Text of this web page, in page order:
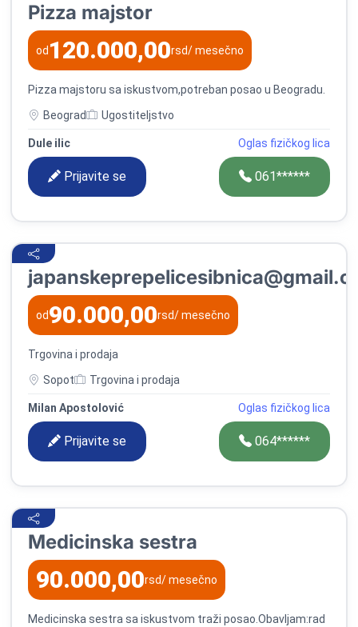
Pizza majstor
od120.000,00rsd/ mesečno
Pizza majstoru sa iskustvom,potreban posao u Beogradu.
Beograd Ugostiteljstvo
Dule ilic Oglas fizičkog lica
Prijavite se 061******
od90.000,00rsd/ mesečno
Trgovina i prodaja
Sopot Trgovina i prodaja
Milan Apostolović Oglas fizičkog lica
Prijavite se 064******
Medicinska sestra
90.000,00rsd/ mesečno
Medicinska sestra sa iskustvom traži posao.Obavljam:rad